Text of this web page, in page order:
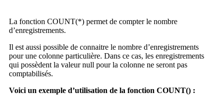
La fonction COUNT(*) permet de compter le nombre
d’enregistrements.
Il est aussi possible de connaitre le nombre d’enregistrements
pour une colonne particulière. Dans ce cas, les enregistrements
qui possèdent la valeur null pour la colonne ne seront pas
comptabilisés.
Voici un exemple d’utilisation de la fonction COUNT() :